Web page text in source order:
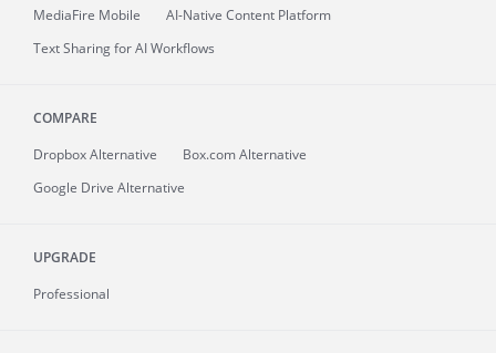
MediaFire Mobile
AI-Native Content Platform
Text Sharing for AI Workflows
COMPARE
Dropbox Alternative
Box.com Alternative
Google Drive Alternative
UPGRADE
Professional